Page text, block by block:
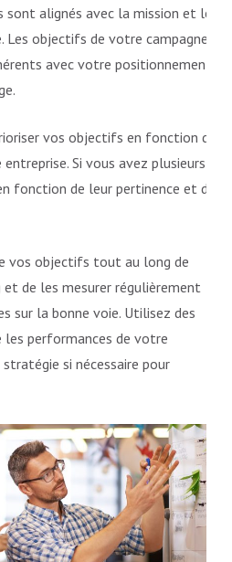
sont alignés avec la mission et les
Les objectifs de votre campagne
avec votre positionnement
vos objectifs en fonction de
Si vous avez plusieurs
fonction de leur pertinence et de
vos objectifs tout au long de
de les mesurer régulièrement
sur la bonne voie. Utilisez des
les performances de votre
si nécessaire pour